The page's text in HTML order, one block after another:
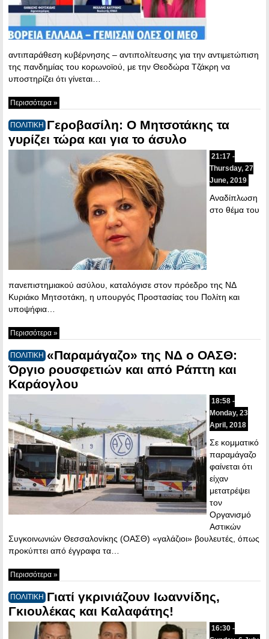
αντιπαράθεση κυβέρνησης – αντιπολίτευσης για την αντιμετώπιση
της πανδημίας του κορωνοϊού, με την Θεοδώρα Τζάκρη να
υποστηρίζει ότι γίνεται…
Περισσότερα »
ΠΟΛΙΤΙΚΗ Γεροβασίλη: Ο Μητσοτάκης τα
γυρίζει τώρα και για το άσυλο
21:17 -
Thursday, 27
June, 2019
Αναδίπλωση
στο θέμα του
πανεπιστημιακού ασύλου, καταλόγισε στον πρόεδρο της ΝΔ
Κυριάκο Μητσοτάκη, η υπουργός Προστασίας του Πολίτη και
υποψήφια…
Περισσότερα »
ΠΟΛΙΤΙΚΗ «Παραμάγαζο» της ΝΔ ο ΟΑΣΘ:
Όργιο ρουσφετιών και από Ράπτη και
Καράογλου
18:58 -
Monday, 23
April, 2018
Σε κομματικό
παραμάγαζο
φαίνεται ότι
είχαν
μετατρέψει
τον
Οργανισμό
Αστικών
Συγκοινωνιών Θεσσαλονίκης (ΟΑΣΘ) «γαλάζιοι» βουλευτές, όπως
προκύπτει από έγγραφα τα…
Περισσότερα »
ΠΟΛΙΤΙΚΗ Γιατί γκρινιάζουν Ιωαννίδης,
Γκιουλέκας και Καλαφάτης!
16:30 -